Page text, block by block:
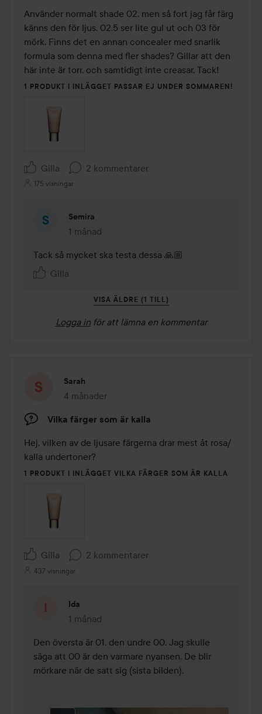
Använder normalt shade 02, men så fort jag får färg
känns den för ljus. 02.5 ser lite gul ut och 03 för
mörk. Finns det en annan concealer med snarlik
formula som denna med fler shades? Gillar att den
här inte är torr, och samtidigt inte creasar. Tack!
1 PRODUKT I INLÄGGET PASSAR EJ UNDER SOMMAREN!
Gilla 2 kommentarer
175 visningar
Semira
1 månad
Kommentaren lades 1 månad
Tack så mycket ska testa dessa 🙏🏼
Gilla
VISA ÄLDRE (1 TILL)
Logga in för att lämna en kommentar
Sarah
4 månader
Inlägget skapades 4 månader
Vilka färger som är kalla
Hej, vilken av de ljusare färgerna drar mest åt rosa/
kalla undertoner?
1 PRODUKT I INLÄGGET VILKA FÄRGER SOM ÄR KALLA
Gilla 2 kommentarer
437 visningar
Ida
1 månad
Kommentaren lades 1 månad
Den översta är 01, den undre 00. Jag skulle
säga att 00 är den varmare nyansen. De blir
mörkare när de satt sig (sista bilden).